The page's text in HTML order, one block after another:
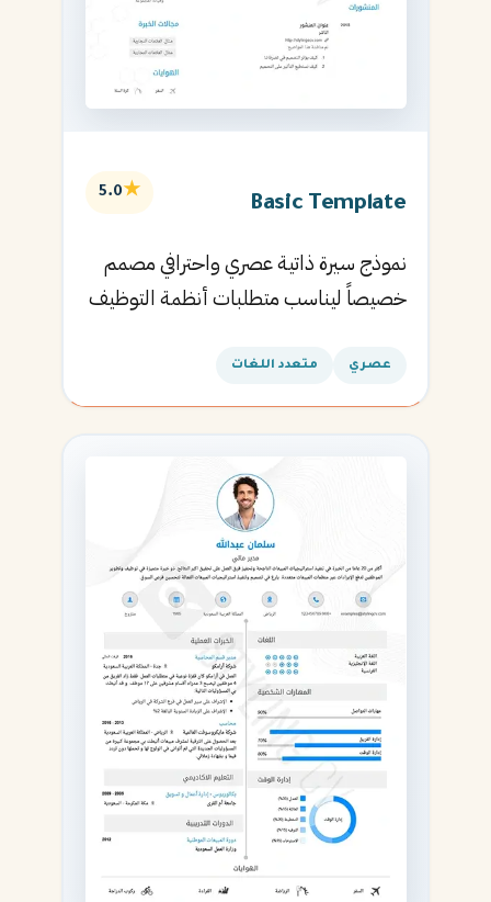
Basic Template
★
5.0
نموذج سيرة ذاتية عصري واحترافي مصمم
خصيصاً ليناسب متطلبات أنظمة التوظيف
القادمة.
عصري متعدد اللغات